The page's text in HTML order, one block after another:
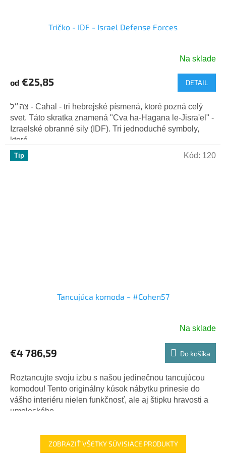
Tričko - IDF - Israel Defense Forces
produktu
5,0
z
5
hviezdičiek.
Na sklade
od €25,85 DETAIL
צה״ל - Cahal - tri hebrejské písmená, ktoré pozná celý
svet. Táto skratka znamená "Cva ha-Hagana le-Jisra'el" -
Izraelské obranné sily (IDF). Tri jednoduché symboly,
ktoré...
Tip
Tancujúca komoda ~ #Cohen57
Na sklade
€4 786,59 Do košíka
Roztancujte svoju izbu s našou jedinečnou tancujúcou
komodou! Tento originálny kúsok nábytku prinesie do
vášho interiéru nielen funkčnosť, ale aj štipku hravosti a
umeleckého...
Kód: 120
ZOBRAZIŤ VŠETKY SÚVISIACE PRODUKTY